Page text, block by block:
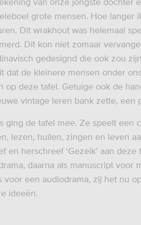
grote mensen. Hoe langer
Dit wrakhout was helemaal
Dit kon niet zomaar
gedesignd die ook zou
dat de kleinere mensen onder
op deze tafel. Getuige ook de
vintage leren bank zette, een
ging de tafel mee. Ze speelt een
lezen, huilen, zingen en leven
en herschreef ‘Gezeik’ aan
daarna als manuscript voor
voor een audiodrama, zij het nu
ideeën.